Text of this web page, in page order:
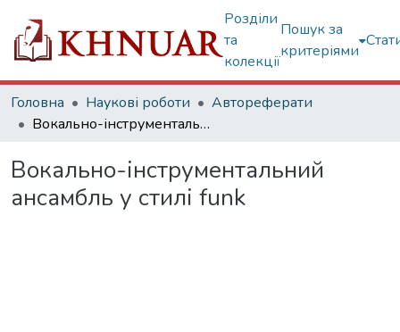
Розділи
та
колекції
Пошук за
критеріями
Головна Наукові роботи
Автореферати
Вокально-інструментальний ансамбль у стилі funk
Вокально-інструментальний
ансамбль у стилі funk